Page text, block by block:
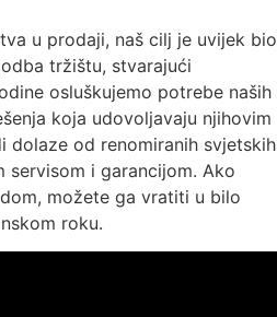
u prodaji, naš cilj je uvijek bio
tržištu, stvarajući
osluškujemo potrebe naših
koja udovoljavaju njihovim
dolaze od renomiranih svjetskih
servisom i garancijom. Ako
možete ga vratiti u bilo
roku.